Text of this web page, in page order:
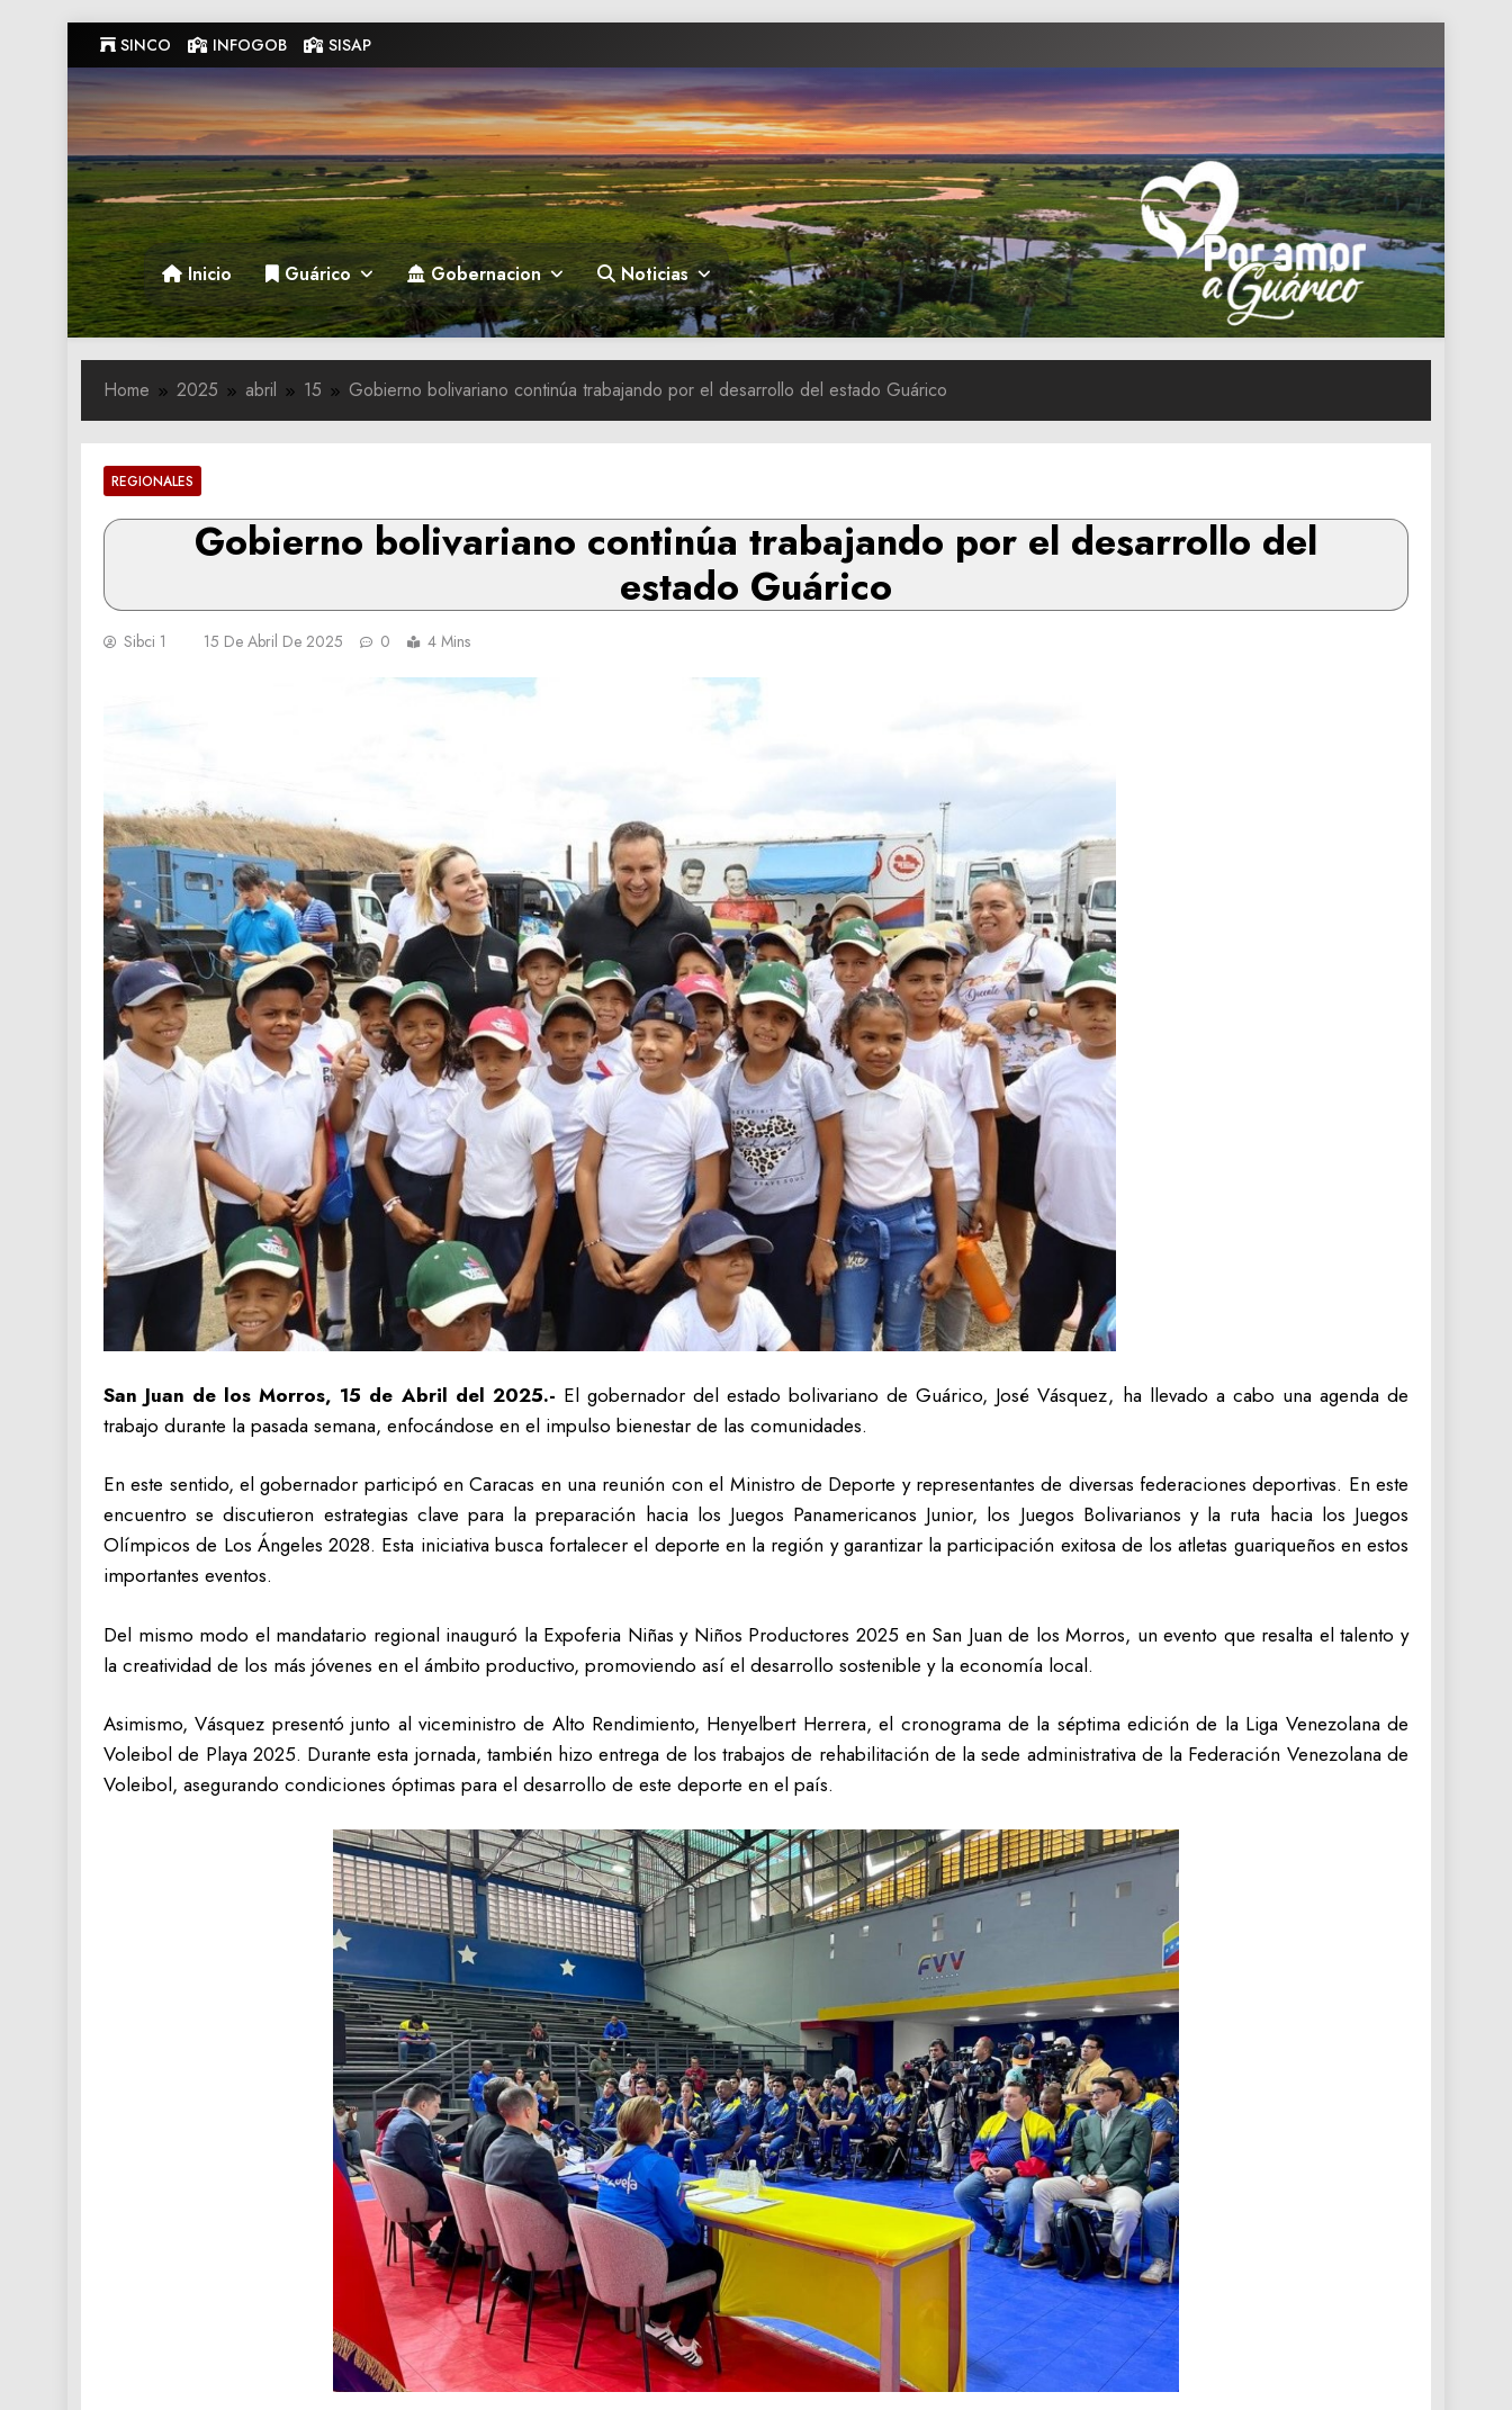
to
content
SINCO INFOGOB SISAP
Gobernacion de Guarico
Gobernacion de Guarico
Inicio Guárico Gobernacion Noticias
Home 2025 abril 15 Gobierno bolivariano continúa trabajando por el desarrollo del estado Guárico
REGIONALES
Gobierno bolivariano continúa trabajando por el desarrollo del
estado Guárico
Sibci 1 15 De Abril De 2025 0 4 Mins
San Juan de los Morros, 15 de Abril del 2025.- El gobernador del estado bolivariano de Guárico, José Vásquez, ha llevado a cabo una agenda de
trabajo durante la pasada semana, enfocándose en el impulso bienestar de las comunidades.
En este sentido, el gobernador participó en Caracas en una reunión con el Ministro de Deporte y representantes de diversas federaciones deportivas. En este
encuentro se discutieron estrategias clave para la preparación hacia los Juegos Panamericanos Junior, los Juegos Bolivarianos y la ruta hacia los Juegos
Olímpicos de Los Ángeles 2028. Esta iniciativa busca fortalecer el deporte en la región y garantizar la participación exitosa de los atletas guariqueños en estos
importantes eventos.
Del mismo modo el mandatario regional inauguró la Expoferia Niñas y Niños Productores 2025 en San Juan de los Morros, un evento que resalta el talento y
la creatividad de los más jóvenes en el ámbito productivo, promoviendo así el desarrollo sostenible y la economía local.
Asimismo, Vásquez presentó junto al viceministro de Alto Rendimiento, Henyelbert Herrera, el cronograma de la séptima edición de la Liga Venezolana de
Voleibol de Playa 2025. Durante esta jornada, también hizo entrega de los trabajos de rehabilitación de la sede administrativa de la Federación Venezolana de
Voleibol, asegurando condiciones óptimas para el desarrollo de este deporte en el país.